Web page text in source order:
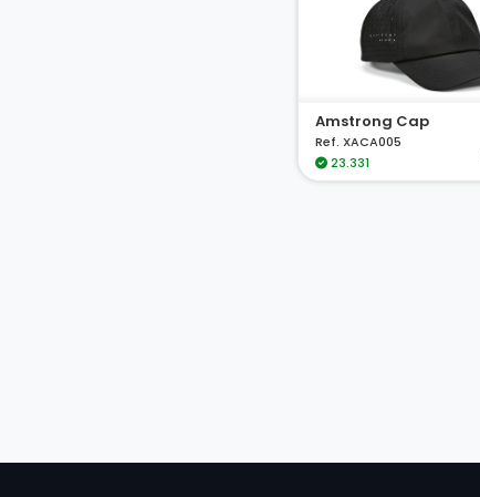
Amstrong Cap
Ref. XACA005
23.331